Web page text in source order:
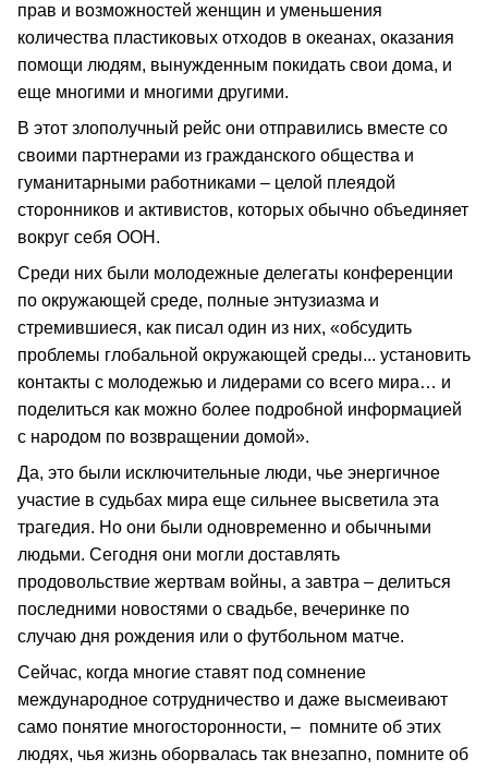
прав и возможностей женщин и уменьшения
количества пластиковых отходов в океанах, оказания
помощи людям, вынужденным покидать свои дома, и
еще многими и многими другими.
В этот злополучный рейс они отправились вместе со
своими партнерами из гражданского общества и
гуманитарными работниками – целой плеядой
сторонников и активистов, которых обычно объединяет
вокруг себя ООН.
Среди них были молодежные делегаты конференции
по окружающей среде, полные энтузиазма и
стремившиеся, как писал один из них, «обсудить
проблемы глобальной окружающей среды... установить
контакты с молодежью и лидерами со всего мира… и
поделиться как можно более подробной информацией
с народом по возвращении домой».
Да, это были исключительные люди, чье энергичное
участие в судьбах мира еще сильнее высветила эта
трагедия. Но они были одновременно и обычными
людьми. Сегодня они могли доставлять
продовольствие жертвам войны, а завтра – делиться
последними новостями о свадьбе, вечеринке по
случаю дня рождения или о футбольном матче.
Сейчас, когда многие ставят под сомнение
международное сотрудничество и даже высмеивают
само понятие многосторонности, – помните об этих
людях, чья жизнь оборвалась так внезапно, помните об